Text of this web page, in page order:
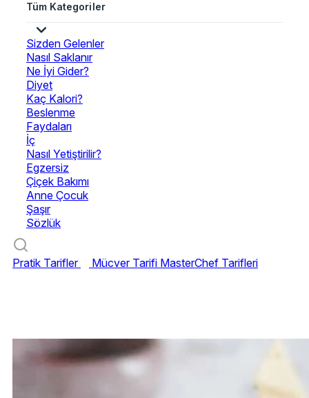
Tüm Kategoriler
Sizden Gelenler
Nasıl Saklanır
Ne İyi Gider?
Diyet
Kaç Kalori?
Beslenme
Faydaları
İç
Nasıl Yetiştirilir?
Egzersiz
Çiçek Bakımı
Anne Çocuk
Şaşır
Sözlük
Pratik Tarifler Mücver Tarifi MasterChef Tarifleri